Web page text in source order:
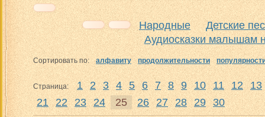
Народные
Детские
Аудиосказки малышам
Сортировать по: алфавиту продолжительности
Страница: 1 2 3 4 5 6 7 8 9 10 11 12 13
21
22 23 24 25 26 27 28 29 30